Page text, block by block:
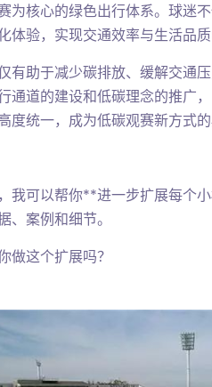
为核心的绿色出行体系。球迷
体验，实现交通效率与生活品质
有助于减少碳排放、缓解交通
通道的建设和低碳理念的推广
度统一，成为低碳观赛新方式的
我可以帮你**进一步扩展每个
、案例和细节。
做这个扩展吗？